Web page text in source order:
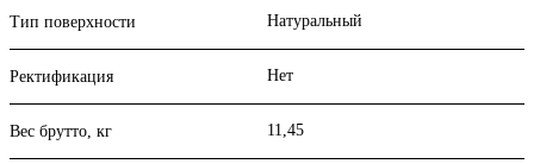
Тип поверхности Натуральный
Ректификация Нет
Вес брутто, кг 11,45